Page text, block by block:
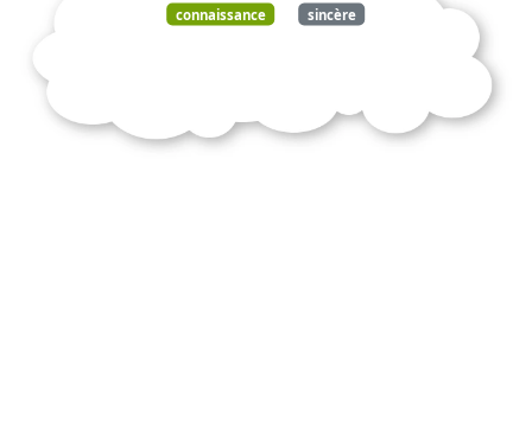
connaissance sincère